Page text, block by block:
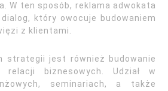
W ten sposób, reklama adwokata
który owocuje budowaniem
z klientami.
strategii jest również budowanie
biznesowych. Udział w
seminariach, a także